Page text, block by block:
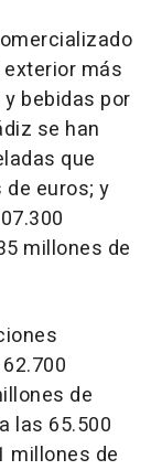
más
bebidas por
se han
que
euros; y
millones de
de
las 65.500
millones de